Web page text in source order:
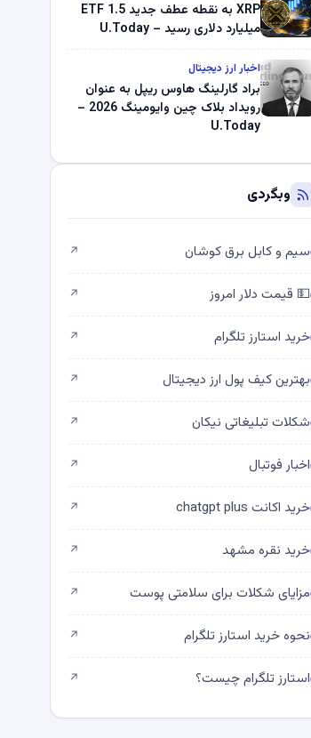
XRP به نقطه عطف جدید ETF 1.5
میلیارد دلاری رسید – U.Today
اخبار ارز دیجیتال
براد گارلینگ هاوس ریپل به عنوان
رویداد بلاک چین وایومینگ 2026 –
U.Today
وبگردی
سیم و کابل برق کوشان ↗
💵 قیمت دلار امروز ↗
خرید استارز تلگرام ↗
بهترین کیف پول ارز دیجیتال ↗
شکلات تبلیغاتی نیکان ↗
اخبار فوتبال ↗
خرید اکانت chatgpt plus ↗
خرید نقره مشهد ↗
مزایای شکلات برای سلامتی پوست ↗
نحوه خرید استارز تلگرام ↗
استارز تلگرام چیست؟ ↗